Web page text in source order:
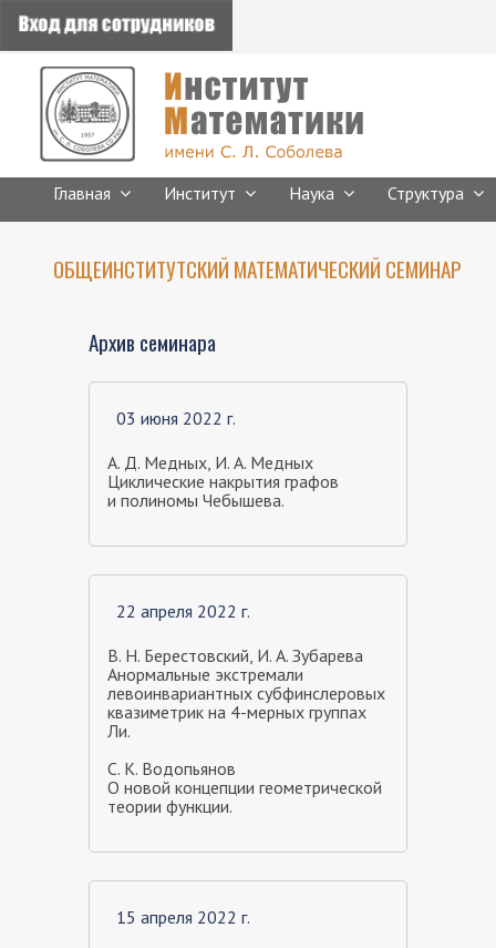
Главная Институт Наука Структура
ОБЩЕИНСТИТУТСКИЙ МАТЕМАТИЧЕСКИЙ СЕМИНАР
Архив семинара
03 июня 2022 г.
А. Д. Медных, И. А. Медных
Циклические накрытия графов
и полиномы Чебышева.
22 апреля 2022 г.
В. Н. Берестовский, И. А. Зубарева
Анормальные экстремали
левоинвариантных субфинслеровых
квазиметрик на 4-мерных группах
Ли.
С. К. Водопьянов
О новой концепции геометрической
теории функции.
15 апреля 2022 г.